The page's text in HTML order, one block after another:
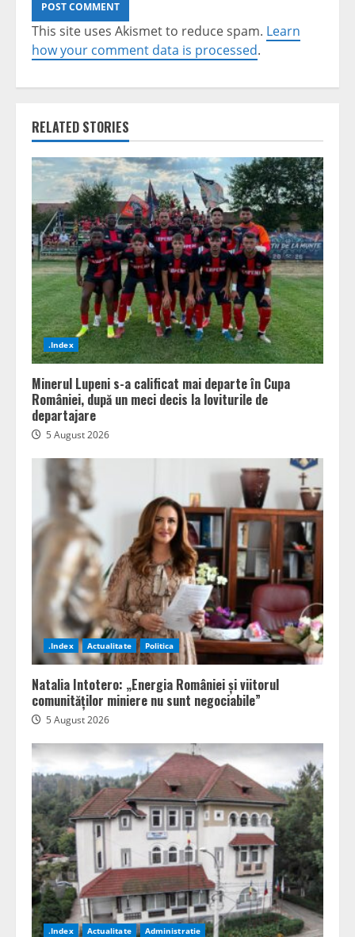
This site uses Akismet to reduce spam. Learn
how your comment data is processed.
RELATED STORIES
.Index
Minerul Lupeni s-a calificat mai departe în Cupa
României, după un meci decis la loviturile de
departajare
5 August 2026
.Index Actualitate Politica
Natalia Intotero: „Energia României și viitorul
comunităților miniere nu sunt negociabile”
5 August 2026
.Index Actualitate Administratie